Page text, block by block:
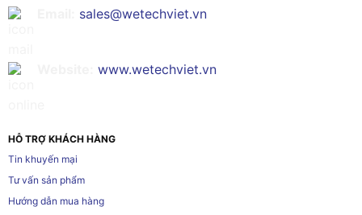
sales@wetechviet.vn
www.wetechviet.vn
HỖ TRỢ KHÁCH HÀNG
Tin khuyến mại
Tư vấn sản phẩm
Hướng dẫn mua hàng